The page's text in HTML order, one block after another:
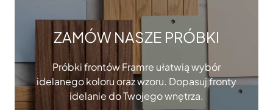
ZAMÓW NASZE PRÓBKI
Próbki frontów Framre ułatwią wybór
idelanego koloru oraz wzoru. Dopasuj fronty
idelanie do Twojego wnętrza.